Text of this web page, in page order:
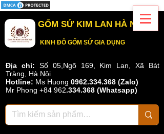
GỐM SỨ KIM LAN HÀ NỘI
KINH ĐÔ GỐM SỨ GIA DỤNG
Địa chỉ: Số 05,Ngõ 169, Kim Lan, Xã Bát
Tràng, Hà Nội
Hotline: Ms Huong 0962.334.368 (Zalo)
Mr Phong +84 962.334.368 (Whatsapp)